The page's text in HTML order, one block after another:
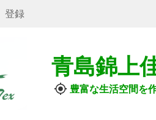
登録
青島錦上
豊富な生活空間を